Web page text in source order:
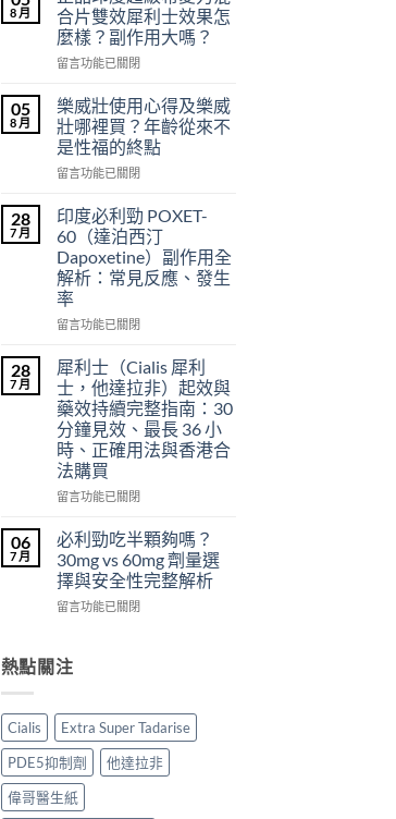
8 月
合片雙效犀利士效果怎
麼樣？副作用大嗎？
在
品
印
度
超
級
愛
力
混
合
片
雙
效
利
士
效
果
怎
麼
樣？
副
作
大
嗎？〉
中
留言功能已關閉
05
8 月
樂威壯使用心得及樂威
壯哪裡買？年齡從來不
是性福的終點
在
威
壯
使
用
心
得
及
威
壯
哪
裡
買？
年
齡
來
是
性
福
的
終
留言功能已關閉
28
7 月
印度必利勁 POXET-
60（達泊西汀
Dapoxetine）副作用全
解析：常見反應、發生
率
在
度
必
利
勁
POXET-
60（達
泊
西
副
作
用
全
常
見
應、
發
生
率〉
中
留言功能已關閉
28
7 月
犀利士（Cialis 犀利
士，他達拉非）起效與
藥效持續完整指南：30
分鐘見效、最長 36 小
時、正確用法與香港合
法購買
在
利
士
（Cialis
犀
利
達
起
效
與
藥
效
持
留言功能已關閉
06
7 月
必利勁吃半顆夠嗎？
30mg vs 60mg 劑量選
擇與安全性完整解析
在
勁
吃
顆
夠
嗎？
30mg
vs
60mg
留言功能已關閉
熱點關注
Cialis
Extra Super Tadarise
PDE5抑制劑
他達拉非
偉哥醫生紙